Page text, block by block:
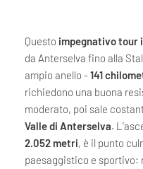
Questo impegnativo tour
da Anterselva fino alla
ampio anello -141
richiedono una buona
moderato, poi sale
Valle di Anterselva.
2.052 metri, è il punto
paesaggistico e sportivo: